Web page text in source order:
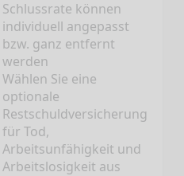
Schlussrate können
individuell angepasst
bzw. ganz entfernt
werden
Wählen Sie eine
optionale
Restschuldversicherung
für Tod,
Arbeitsunfähigkeit und
Arbeitslosigkeit aus